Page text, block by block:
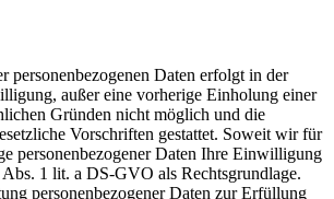
personenbezogenen Daten erfolgt in der
außer eine vorherige Einholung einer
Gründen nicht möglich und die
Vorschriften gestattet. Soweit wir für
personenbezogener Daten Ihre Einwilligung
1 lit. a DS-GVO als Rechtsgrundlage.
personenbezogener Daten zur Erfüllung